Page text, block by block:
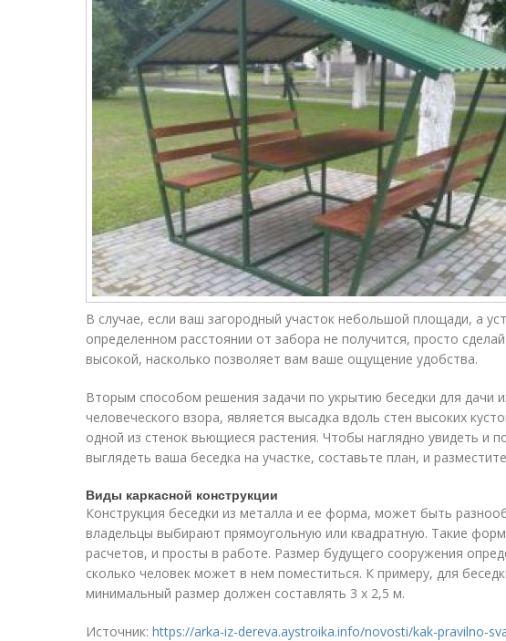
В случае, если ваш загородный участок небольшой площади, а
определенном расстоянии от забора не получится, просто
высокой, насколько позволяет вам ваше ощущение удобства.
Вторым способом решения задачи по укрытию беседки для дачи
человеческого взора, является высадка вдоль стен высоких
одной из стенок вьющиеся растения. Чтобы наглядно увидеть и
выглядеть ваша беседка на участке, составьте план, и
Виды каркасной конструкции
Конструкция беседки из металла и ее форма, может быть
владельцы выбирают прямоугольную или квадратную. Такие
расчетов, и просты в работе. Размер будущего сооружения
сколько человек может в нем поместиться. К примеру, для
минимальный размер должен составлять 3 х 2,5 м.
Источник: https://arka-iz-dereva.aystroika.info/novosti/kak-pravilno-